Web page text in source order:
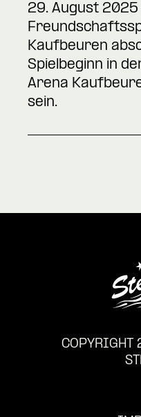
29. August 2025
Kaufbeuren
Spielbeginn in
Arena
sein.